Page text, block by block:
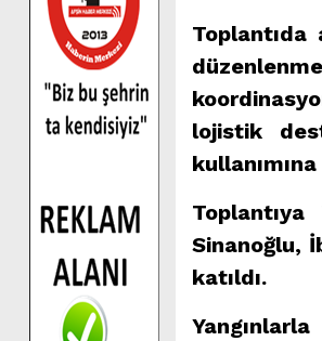
lojistik
Sinanoğlu,
katıldı.